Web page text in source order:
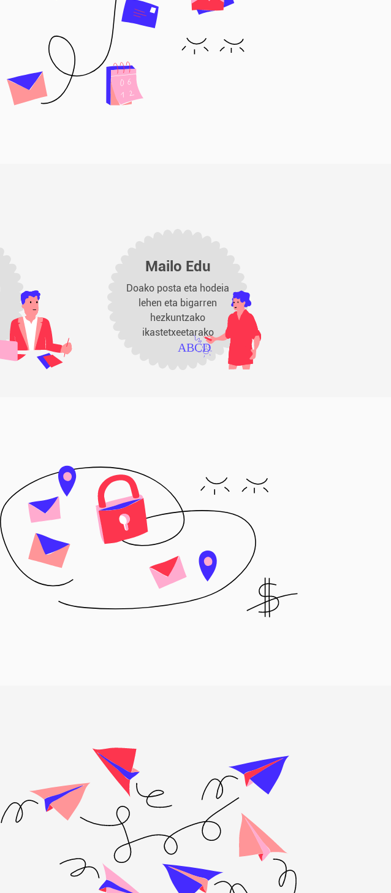
Mailo Edu
Doako posta eta hodeia
lehen eta bigarren
hezkuntzako
ikastetxeetarako